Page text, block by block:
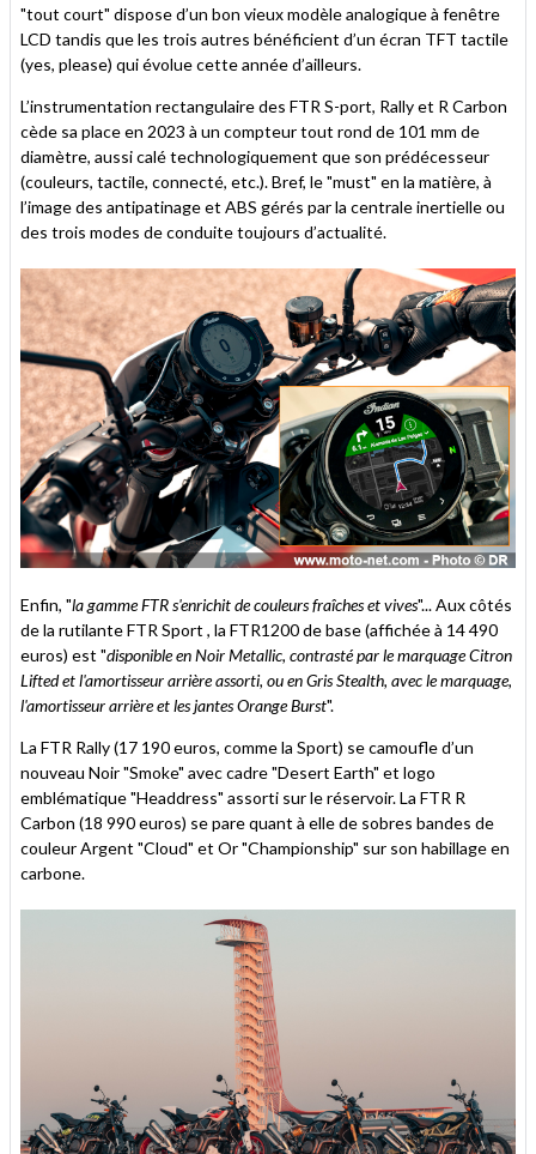
"tout court" dispose d’un bon vieux modèle analogique à fenêtre
LCD tandis que les trois autres bénéficient d’un écran TFT tactile
(yes, please) qui évolue cette année d’ailleurs.
L’instrumentation rectangulaire des FTR S-port, Rally et R Carbon
cède sa place en 2023 à un compteur tout rond de 101 mm de
diamètre, aussi calé technologiquement que son prédécesseur
(couleurs, tactile, connecté, etc.). Bref, le "must" en la matière, à
l’image des antipatinage et ABS gérés par la centrale inertielle ou
des trois modes de conduite toujours d’actualité.
Enfin, "la gamme FTR s'enrichit de couleurs fraîches et vives"... Aux côtés
de la rutilante FTR Sport , la FTR1200 de base (affichée à 14 490
euros) est "disponible en Noir Metallic, contrasté par le marquage Citron
Lifted et l'amortisseur arrière assorti, ou en Gris Stealth, avec le marquage,
l'amortisseur arrière et les jantes Orange Burst".
La FTR Rally (17 190 euros, comme la Sport) se camoufle d’un
nouveau Noir "Smoke" avec cadre "Desert Earth" et logo
emblématique "Headdress" assorti sur le réservoir. La FTR R
Carbon (18 990 euros) se pare quant à elle de sobres bandes de
couleur Argent "Cloud" et Or "Championship" sur son habillage en
carbone.